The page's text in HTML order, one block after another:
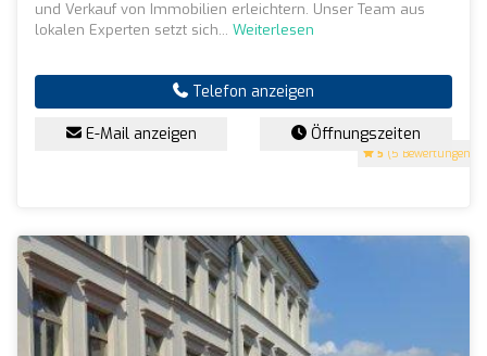
5 (5 Bewertungen)
und Verkauf von Immobilien erleichtern. Unser Team aus
lokalen Experten setzt sich... Weiterlesen
Telefon anzeigen
E-Mail anzeigen Öffnungszeiten